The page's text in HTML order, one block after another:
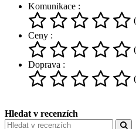
Komunikace :
Ceny :
Doprava :
Hledat v recenzích